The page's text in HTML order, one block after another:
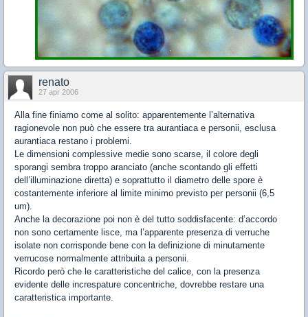
renato
27 apr 2006
Alla fine finiamo come al solito: apparentemente l’alternativa
ragionevole non può che essere tra aurantiaca e personii, esclusa
aurantiaca restano i problemi.
Le dimensioni complessive medie sono scarse, il colore degli
sporangi sembra troppo aranciato (anche scontando gli effetti
dell’illuminazione diretta) e soprattutto il diametro delle spore è
costantemente inferiore al limite minimo previsto per personii (6,5
um).
Anche la decorazione poi non è del tutto soddisfacente: d’accordo
non sono certamente lisce, ma l’apparente presenza di verruche
isolate non corrisponde bene con la definizione di minutamente
verrucose normalmente attribuita a personii.
Ricordo però che le caratteristiche del calice, con la presenza
evidente delle increspature concentriche, dovrebbe restare una
caratteristica importante.